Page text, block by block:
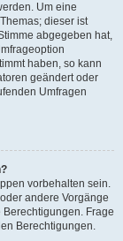
Um eine
dieser ist
abgegeben hat,
haben, so kann
geändert oder
Umfragen
vorbehalten sein.
andere Vorgänge
Frage
Berechtigungen.